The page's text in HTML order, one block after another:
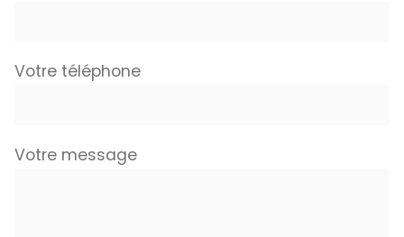
Votre téléphone
Votre message